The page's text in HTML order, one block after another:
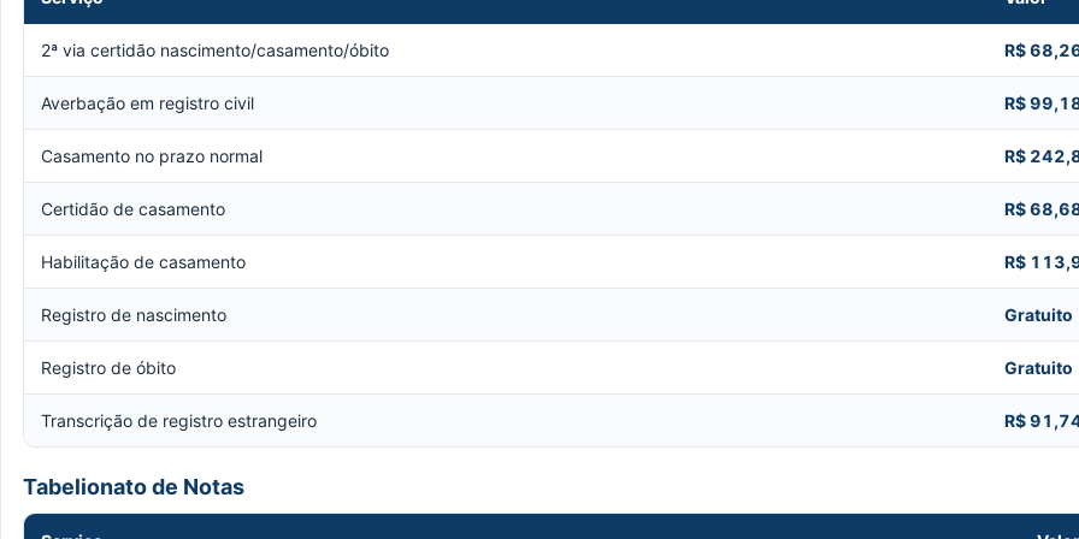
2ª via certidão nascimento/casamento/óbito R$
Averbação em registro civil R$
Casamento no prazo normal R$
Certidão de casamento R$
Habilitação de casamento R$
Registro de nascimento Gratuito
Registro de óbito Gratuito
Transcrição de registro estrangeiro R$
Tabelionato de Notas